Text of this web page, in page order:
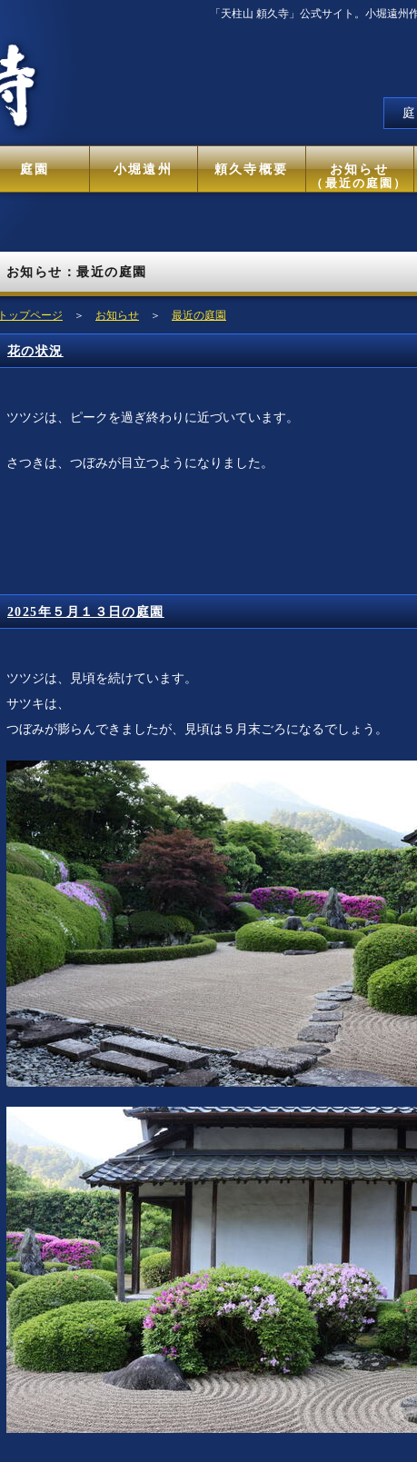
「天柱山 頼久寺」公式サイト。小堀遠
庭園 小堀遠州 頼久寺概要 お知らせ
（最近の庭園）
お知らせ：最近の庭園
トップページ ＞ お知らせ ＞ 最近の庭園
花の状況
ツツジは、ピークを過ぎ終わりに近づいています。
さつきは、つぼみが目立つようになりました。
2025年５月１３日の庭園
ツツジは、見頃を続けています。
サツキは、
つぼみが膨らんできましたが、見頃は５月末ごろになるでしょう。